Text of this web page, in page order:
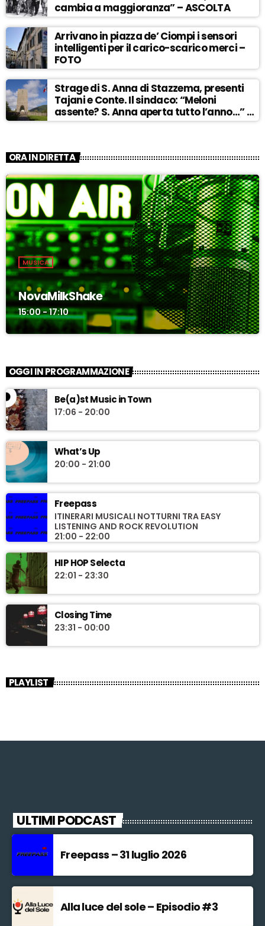
cambia a maggioranza” – ASCOLTA
Arrivano in piazza de’ Ciompi i sensori
intelligenti per il carico-scarico merci –
FOTO
Strage di S. Anna di Stazzema, presenti
Tajani e Conte. Il sindaco: “Meloni
assente? S. Anna aperta tutto l’anno…” –
ASCOLTA
ORA IN DIRETTA
MUSICA
NovaMilkShake
15:00 - 17:10
OGGI IN PROGRAMMAZIONE
Be(a)st Music in Town
17:06 - 20:00
What’s Up
20:00 - 21:00
Freepass
ITINERARI MUSICALI NOTTURNI TRA EASY
LISTENING AND ROCK REVOLUTION
21:00 - 22:00
HIP HOP Selecta
22:01 - 23:30
Closing Time
23:31 - 00:00
PLAYLIST
ULTIMI PODCAST
Freepass – 31 luglio 2026
Alla luce del sole – Episodio #3